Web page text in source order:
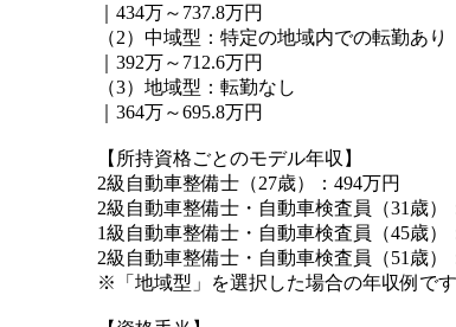
｜434万～737.8万円
（2）中域型：特定の地域内での転勤あり
｜392万～712.6万円
（3）地域型：転勤なし
｜364万～695.8万円
【所持資格ごとのモデル年収】
2級自動車整備士（27歳）：494万円
2級自動車整備士・自動車検査員（31歳）
1級自動車整備士・自動車検査員（45歳）
2級自動車整備士・自動車検査員（51歳）
※「地域型」を選択した場合の年収例です